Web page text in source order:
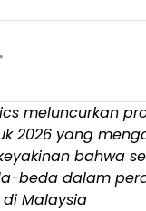
meluncurkan
2026 yang
bahwa
beda dalam
Malaysia